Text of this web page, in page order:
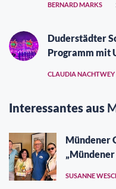
BERNARD MARKS
Duderstädter
Programm mit
CLAUDIA NACHTWEY
Interessantes aus
Mündener
„Mündener
SUSANNE